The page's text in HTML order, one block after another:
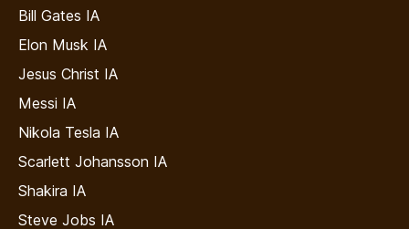
Bill Gates IA
Elon Musk IA
Jesus Christ IA
Messi IA
Nikola Tesla IA
Scarlett Johansson IA
Shakira IA
Steve Jobs IA